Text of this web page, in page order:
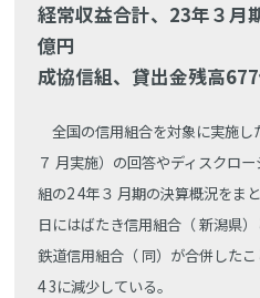
経常収益合計、23年３月
億円
成協信組、貸出金残高
全国の信用組合を対象に実施し
７ 月実施）の回答やディスクロ
組の2 4年３ 月期の決算概況をま
日にはばたき信用組合（ 新潟県
鉄道信用組合（ 同）が合併した
4 3に減少している。